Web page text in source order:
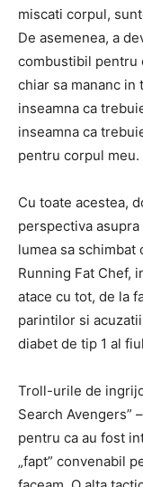
miscati corpul,
De asemenea, a
combustibil pentru
chiar sa mananc in
inseamna ca
inseamna ca
pentru corpul meu.
Cu toate acestea,
perspectiva
lumea sa schimbat
Running Fat Chef,
atace cu tot, de la
parintilor si
diabet de tip 1 al
Troll-urile de
Search Avengers”
pentru ca au fost
„fapt” convenabil